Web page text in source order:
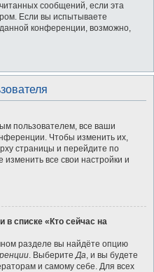
сообщений, если эта
Если вы испытываете
конференции, возможно,
пользователем, все ваши
Чтобы изменить их,
страницы и перейдите по
изменить все свои настройки и
в списке «Кто сейчас на
разделе вы найдёте опцию
. ВыберитеДа, и вы будете
и самому себе. Для всех